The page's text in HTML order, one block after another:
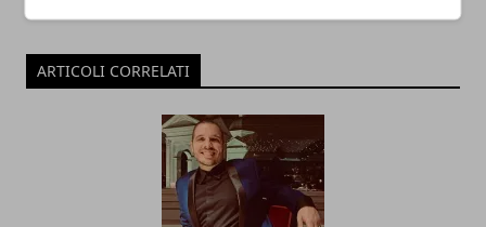
ARTICOLI CORRELATI